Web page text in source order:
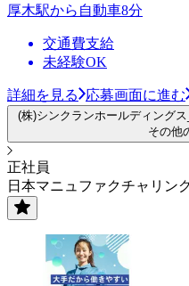
厚木駅から自動車8分
交通費支給
未経験OK
詳細を見る 応募画面に進む
(株)シンクランホールディング
その他
正社員
日本マニュファクチャリン